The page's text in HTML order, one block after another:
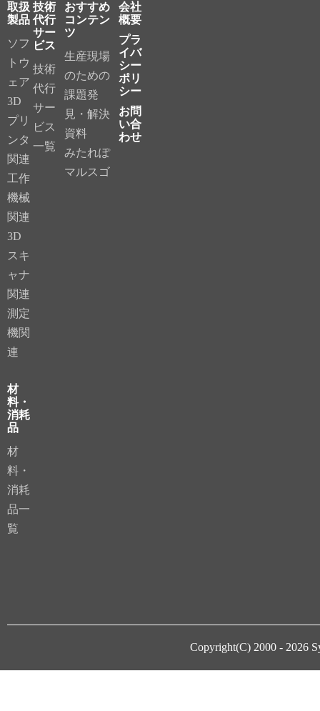
取扱
製品
ソフ
トウ
ェア
3D
プリ
ンタ
関連
工作
機械
関連
3D
スキ
ャナ
関連
測定
機関
連
材
料・
消耗
品
材
料・
消耗
品一
覧
技術
代行
サー
ビス
技術
代行
サー
ビス
一覧
おすすめ
コンテン
ツ
生産現場
のための
課題発
見・解決
資料
みたれぽ
マルスゴ
会社
概要
プラ
イバ
シー
ポリ
シー
お問
い合
わせ
Copyright(C) 2000 - 2026